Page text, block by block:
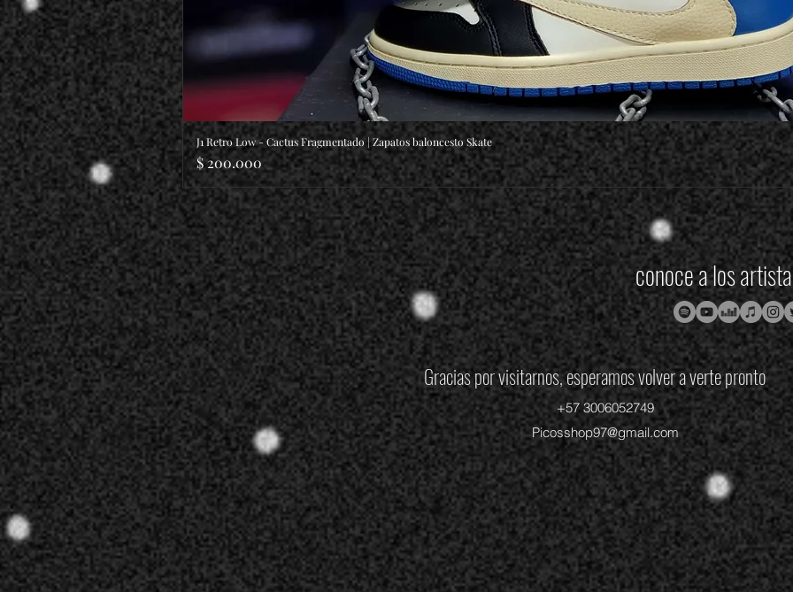
Vista rápida
J1 Retro Low - Cactus Fragmentado | Zapatos baloncesto Skate
Precio
$ 200.000
conoce a los
Gracias por visitarnos, esperamos volver a verte pronto
+57 3006052749
Picosshop97@gmail.com